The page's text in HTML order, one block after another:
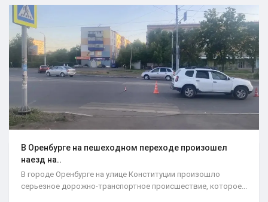
В Оренбурге на пешеходном переходе произошел
наезд на..
В городе Оренбурге на улице Конституции произошло
серьезное дорожно-транспортное происшествие, которое...